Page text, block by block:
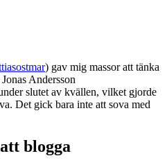
) gav mig massor att tänka
Andersson
slutet av kvällen, vilket gjorde
Det gick bara inte att sova med
blogga